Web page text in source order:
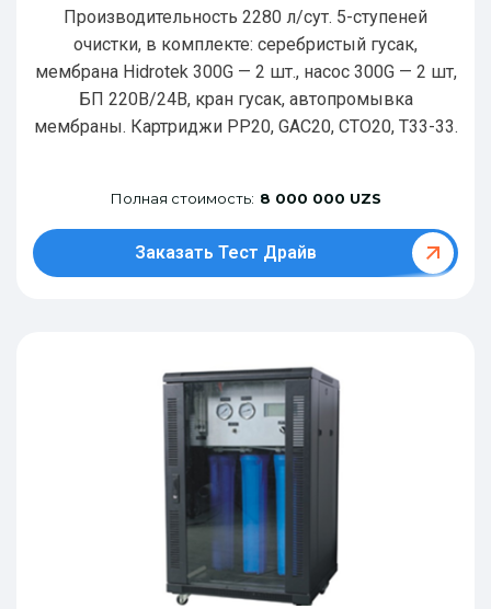
Производительность 2280 л/сут. 5-ступеней
очистки, в комплекте: серебристый гусак,
мембрана Hidrotek 300G — 2 шт., насос 300G — 2 шт,
БП 220В/24В, кран гусак, автопромывка
мембраны. Картриджи РР20, GAC20, CTO20, T33-33.
Полная стоимость: 8 000 000 UZS
Заказать Тест Драйв